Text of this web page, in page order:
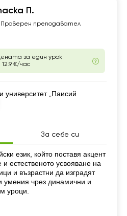
П.
Проверен преподавател
за един урок
12.9 €/час
университет „Паисий
За себе си
език, който поставя акцент
естественото усвояване на
и възрастни да изградят
умения чрез динамични и
уроци.